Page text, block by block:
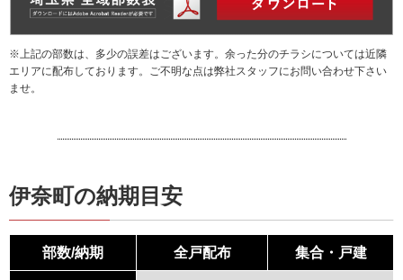
※上記の部数は、多少の誤差はございます。余った分のチラシについては近隣
エリアに配布しております。ご不明な点は弊社スタッフにお問い合わせ下さい
ませ。
伊奈町の納期目安
部数/納期 全戸配布 集合・戸建